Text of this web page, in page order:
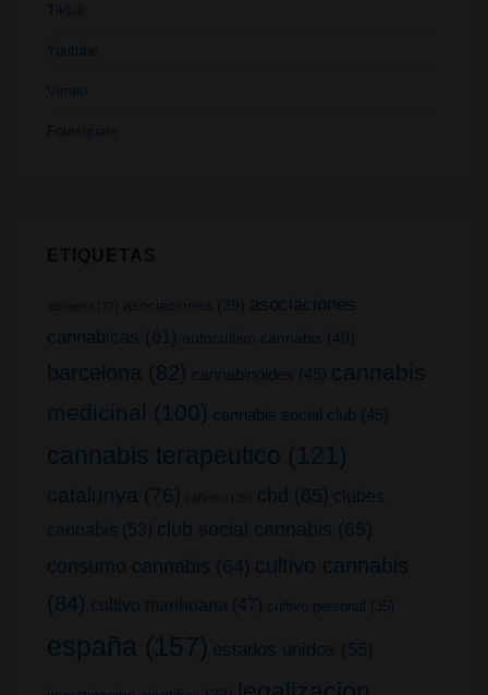
Tiktok
Youtube
Vimeo
Foursquare
alemania (27) asociaciones (39)
asociaciones
cannabicas (61) autocultivo cannabis (40)
barcelona (82) cannabinoides (45) cannabis
medicinal (100) cannabis social club (45)
cannabis terapeutico (121)
catalunya (76) cañamo (26) cbd (65) clubes
cannabis (53) club social cannabis (65)
consumo cannabis (64) cultivo cannabis
(84) cultivo marihuana (47) cultivo personal (35)
españa (157) estados unidos (55)